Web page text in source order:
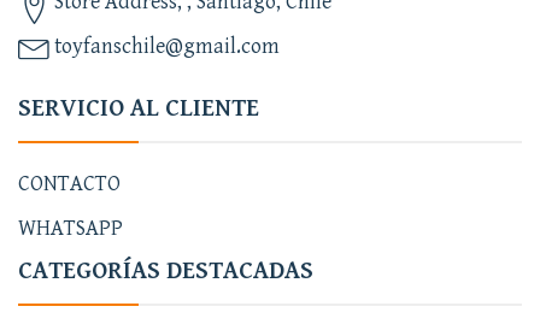
toyfanschile@gmail.com
SERVICIO AL CLIENTE
CONTACTO
WHATSAPP
CATEGORÍAS DESTACADAS